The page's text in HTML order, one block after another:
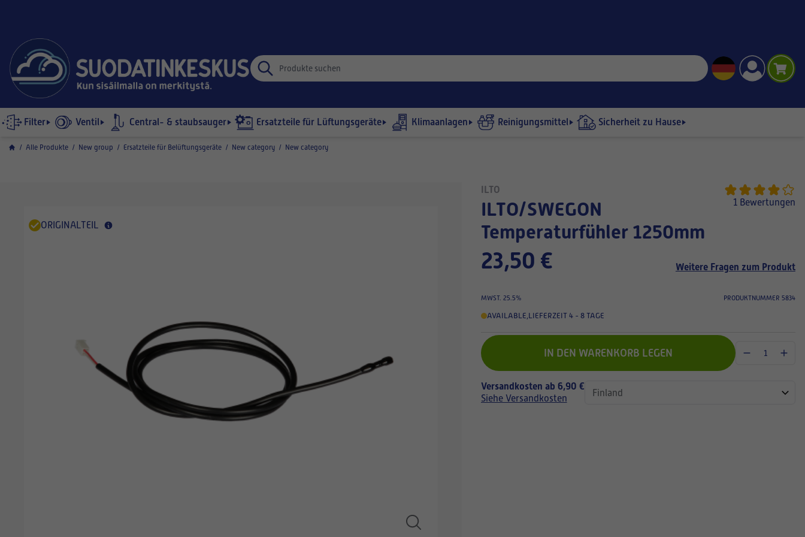
Filter Ventil Central- & staubsauger Ersatzteile für Lüftungsgeräte Klimaanlagen Reinigungsmittel Sicherheit zu Hause
/ Alle Produkte / New group / Ersatzteile für Belüftungsgeräte / New category / New category
ORIGINALTEIL
ILTO
ILTO/SWEGON
Temperaturfühler 1250mm
1 Bewertungen
23,50 € Weitere Fragen zum Produkt
MWST. 25.5% PRODUKTNUMMER 5834
AVAILABLE,LIEFERZEIT 4 - 8 TAGE
IN DEN WARENKORB LEGEN
Versandkosten ab 6,90 €
Siehe Versandkosten